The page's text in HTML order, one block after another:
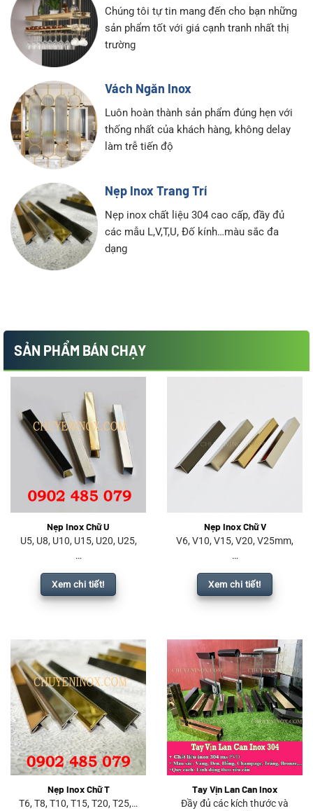
Chúng tôi tự tin mang đến cho bạn những
sản phẩm tốt với giá cạnh tranh nhất thị
trường
Vách Ngăn Inox
Luôn hoàn thành sản phẩm đúng hẹn với
thống nhất của khách hàng, không delay
làm trễ tiến độ
Nẹp Inox Trang Trí
Nẹp inox chất liệu 304 cao cấp, đầy đủ
các mẫu L,V,T,U, Đố kính…màu sắc đa
dạng
SẢN PHẨM BÁN CHẠY
Nẹp Inox Chữ U
U5, U8, U10, U15, U20, U25,
…
Xem chi tiết!
Nẹp Inox Chữ V
V6, V10, V15, V20, V25mm,
…
Xem chi tiết!
Nẹp Inox Chữ T
T6, T8, T10, T15, T20, T25,…
Tay Vịn Lan Can Inox
Đầy đủ các kích thước và